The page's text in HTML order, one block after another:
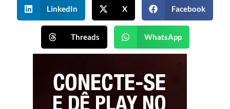
LinkedIn X Facebook
Threads WhatsApp